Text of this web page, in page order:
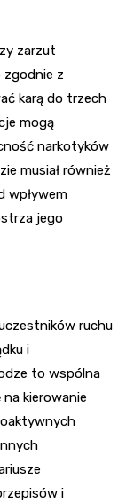
zarzut
z
karą do trzech
mogą
narkotyków
musiał również
wpływem
jego
ruchu
i
to wspólna
kierowanie
i